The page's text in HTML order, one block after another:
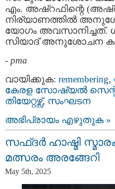
എം. അഷ്‌റഫിന്റെ
നിര്യാണത്തിൽ
യോഗം അവസാനിച്ചത്.
സിയാദ് അനുശോചന
- pma
വായിക്കുക: remembering,
കേരള സോഷ്യല്‍
തിയേറ്റഴ്സ്, സംഘടന
അഭിപ്രായം എഴുതുക »
സഫ്ദർ ഹാഷ്മി
മത്സരം അരങ്ങേറി
May 5th, 2025